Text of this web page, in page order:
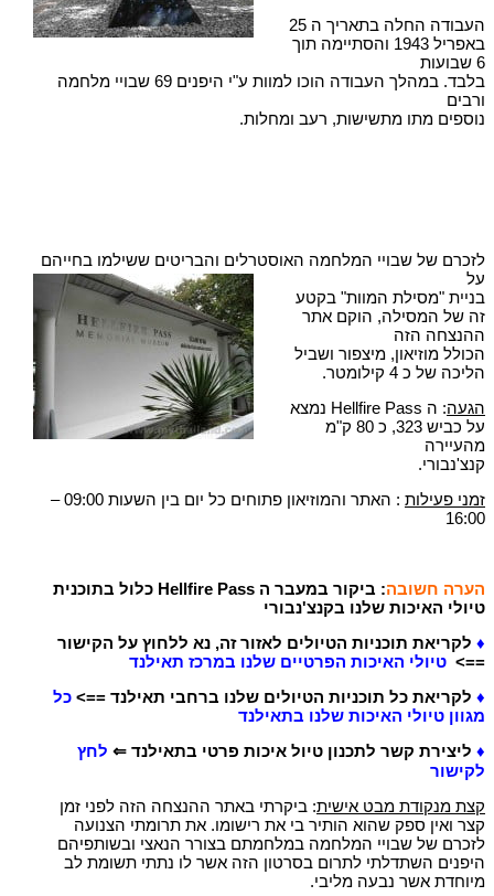
העבודה החלה בתאריך ה 25
באפריל 1943 והסתיימה תוך
6 שבועות
בלבד. במהלך העבודה הוכו למוות ע"י היפנים 69 שבויי מלחמה
ורבים
נוספים מתו מתשישות, רעב ומחלות.
לזכרם של שבויי המלחמה האוסטרלים והבריטים ששילמו בחייהם
על
בניית "מסילת המוות" בקטע
זה של המסילה, הוקם אתר
ההנצחה הזה
הכולל מוזיאון, מיצפור ושביל
הליכה של כ 4 קילומטר.
הגעה
: ה Hellfire Pass נמצא
על כביש 323, כ 80 ק"מ
מהעיירה
קנצ'נבורי.
זמני פעילות
: האתר והמוזיאון פתוחים כל יום בין השעות 09:00 –
16:00
הערה חשובה: ביקור ב
מעבר ה Hellfire Pass כלול בתוכנית
טיולי האיכות שלנו בקנצ'נבורי
♦ לקריאת תוכניות הטיולים לאזור זה, נא ללחוץ על הקישור
==> טיולי האיכות הפרטיים שלנו במרכז תאילנד
♦ לקריאת כל תוכניות הטיולים שלנו ברחבי תאילנד ==> כל
מגוון טיולי האיכות שלנו בתאילנד
♦ ליצירת קשר לתכנון טיול איכות פרטי בתאילנד ⇐ לחץ
לקישור
קצת מנקודת מבט אישית: ביקרתי באתר ההנצחה הזה לפני זמן
קצר ואין ספק שהוא הותיר בי את רישומו. את תרומתי הצנועה
לזכרם של שבויי המלחמה במלחמתם בצורר הנאצי ובשותפיהם
היפנים השתדלתי לתרום בסרטון הזה אשר לו נתתי תשומת לב
מיוחדת אשר נבעה מליבי.